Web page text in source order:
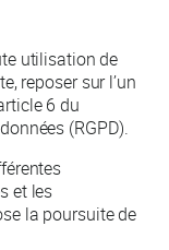
utilisation de
reposer sur l’un
6 du
(RGPD).
et les
la poursuite de